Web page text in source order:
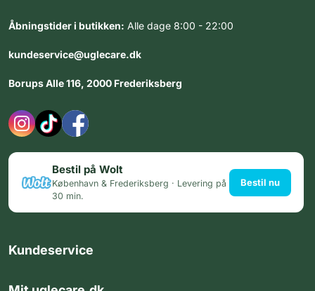
Åbningstider i butikken: Alle dage 8:00 - 22:00
kundeservice@uglecare.dk
Borups Alle 116, 2000 Frederiksberg
Bestil på Wolt
København & Frederiksberg · Levering på
30 min.
Bestil nu
Kundeservice